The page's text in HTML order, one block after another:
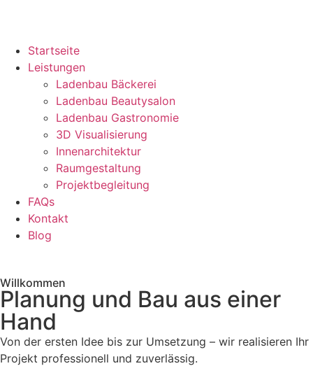
Startseite
Leistungen
Ladenbau Bäckerei
Ladenbau Beautysalon
Ladenbau Gastronomie
3D Visualisierung
Innenarchitektur
Raumgestaltung
Projektbegleitung
FAQs
Kontakt
Blog
Willkommen
Planung und Bau aus einer
Hand
Von der ersten Idee bis zur Umsetzung – wir realisieren Ihr
Projekt professionell und zuverlässig.